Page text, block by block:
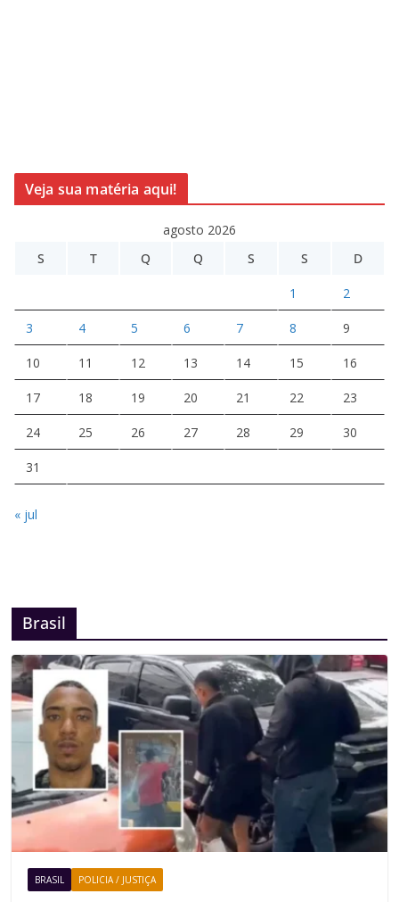
Veja sua matéria aqui!
agosto 2026
S
T Q Q S S D
1 2
3 4 5 6 7 8 9
10 11 12 13 14 15 16
17 18 19 20 21 22 23
24 25 26 27 28 29 30
31
« jul
Brasil
BRASIL POLICIA / JUSTIÇA